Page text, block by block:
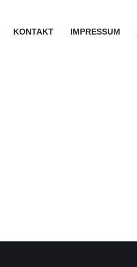
KONTAKT IMPRESSUM